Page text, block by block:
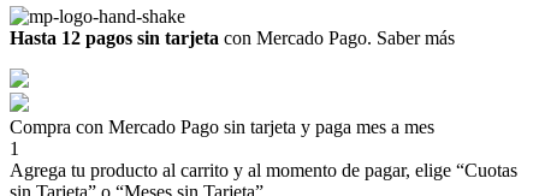
Hasta 12 pagos sin tarjeta con Mercado Pago. Saber más
Compra con Mercado Pago sin tarjeta y paga mes a mes
1
Agrega tu producto al carrito y al momento de pagar, elige “Cuotas